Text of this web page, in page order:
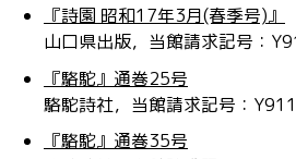
『詩園 昭和17年3月(春季号)』
山口県出版，当館請求記号：
『駱駝』通巻25号
駱駝詩社，当館請求記号：
『駱駝』通巻35号